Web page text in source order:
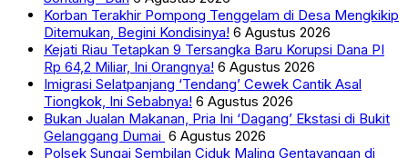
Korban Terakhir Pompong Tenggelam di Desa Mengkikip
Ditemukan, Begini Kondisinya! 6 Agustus 2026
Kejati Riau Tetapkan 9 Tersangka Baru Korupsi Dana PI
Rp 64,2 Miliar, Ini Orangnya! 6 Agustus 2026
Imigrasi Selatpanjang ‘Tendang’ Cewek Cantik Asal
Tiongkok, Ini Sebabnya! 6 Agustus 2026
Bukan Jualan Makanan, Pria Ini ‘Dagang’ Ekstasi di Bukit
Gelanggang Dumai 6 Agustus 2026
Polsek Sungai Sembilan Ciduk Maling Gentayangan di